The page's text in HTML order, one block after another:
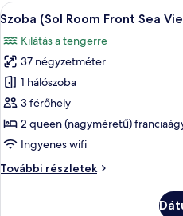
A
következő
szoba
összes
képének
megtekintése:
Szoba
(Sol
Room
Front
7
Szoba (Sol Room Front Sea
Kilátás a tengerre
37 négyzetméter
1 hálószoba
3 férőhely
2 queen (nagyméretű)
Ingyenes wifi
További részletek
Szoba